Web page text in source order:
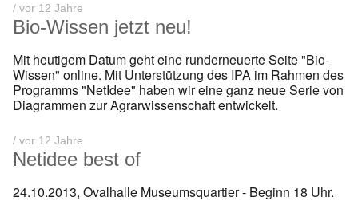
/ vor 12 Jahre
Bio-Wissen jetzt neu!
Mit heutigem Datum geht eine runderneuerte Seite "Bio-
Wissen" online. Mit Unterstützung des IPA im Rahmen des
Programms "NetIdee" haben wir eine ganz neue Serie von
Diagrammen zur Agrarwissenschaft entwickelt.
/ vor 12 Jahre
Netidee best of
24.10.2013, Ovalhalle Museumsquartier - Beginn 18 Uhr.